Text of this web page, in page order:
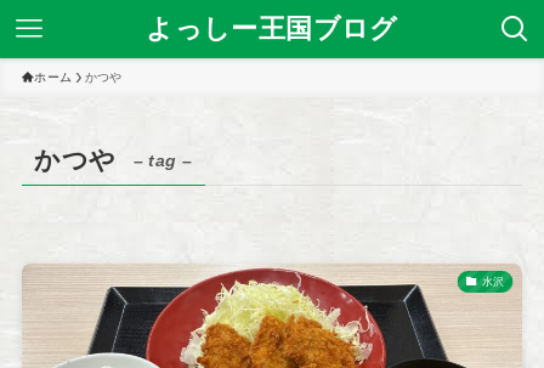
よっしー王国ブログ
ホーム かつや
かつや – tag –
水沢